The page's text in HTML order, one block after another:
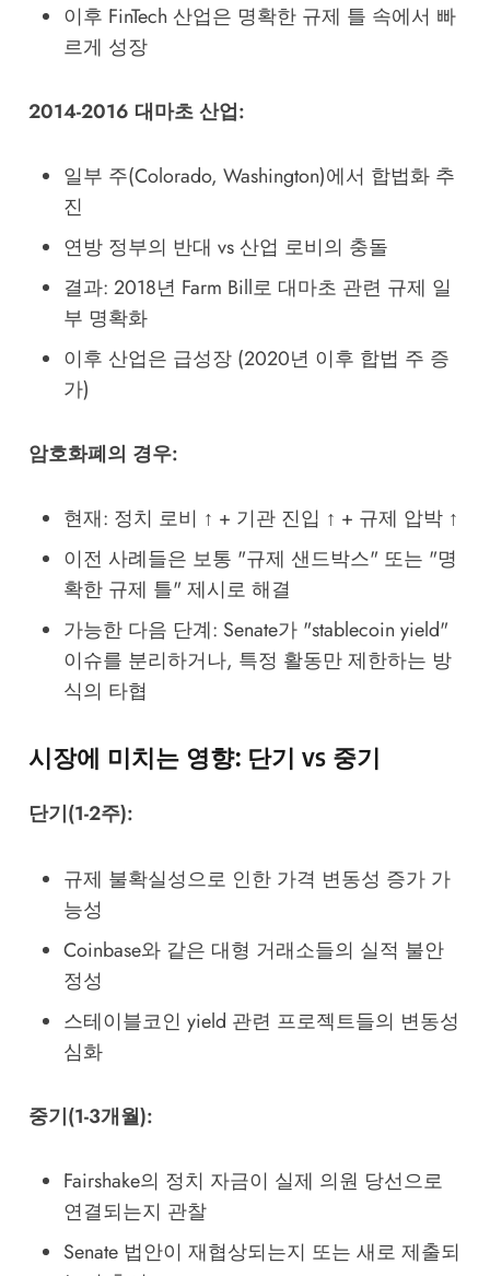
이후 FinTech 산업은 명확한 규제 틀 속에서 빠
르게 성장
2014-2016 대마초 산업:
일부 주(Colorado, Washington)에서 합법화 추
진
연방 정부의 반대 vs 산업 로비의 충돌
결과: 2018년 Farm Bill로 대마초 관련 규제 일
부 명확화
이후 산업은 급성장 (2020년 이후 합법 주 증
가)
암호화폐의 경우:
현재: 정치 로비 ↑ + 기관 진입 ↑ + 규제 압박 ↑
이전 사례들은 보통 "규제 샌드박스" 또는 "명
확한 규제 틀" 제시로 해결
가능한 다음 단계: Senate가 "stablecoin yield"
이슈를 분리하거나, 특정 활동만 제한하는 방
식의 타협
시장에 미치는 영향: 단기 vs 중기
단기(1-2주):
규제 불확실성으로 인한 가격 변동성 증가 가
능성
Coinbase와 같은 대형 거래소들의 실적 불안
정성
스테이블코인 yield 관련 프로젝트들의 변동성
심화
중기(1-3개월):
Fairshake의 정치 자금이 실제 의원 당선으로
연결되는지 관찰
Senate 법안이 재협상되는지 또는 새로 제출되